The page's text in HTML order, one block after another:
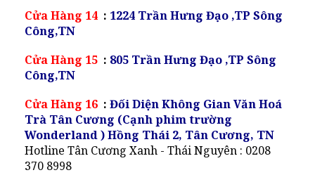
Cửa Hàng 14 : 1224 Trần Hưng Đạo ,TP Sông
Công,TN
Cửa Hàng 15 : 805 Trần Hưng Đạo ,TP Sông
Công,TN
Cửa Hàng 16 : Đối Diện Không Gian Văn Hoá
Trà Tân Cương (Cạnh phim trường
Wonderland ) Hồng Thái 2, Tân Cương, TN
Hotline Tân Cương Xanh - Thái Nguyên : 0208
370 8998